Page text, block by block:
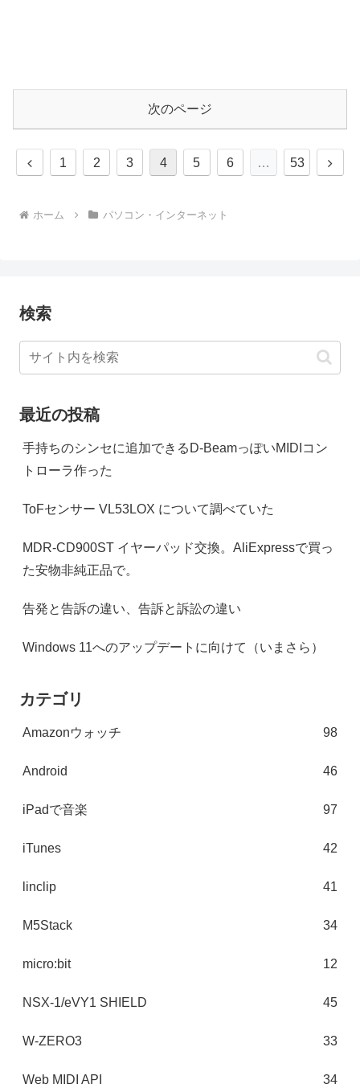
次のページ
前
1 2 3 4 5 6 … 53
次
ホーム パソコン・インターネット
検索
最近の投稿
手持ちのシンセに追加できるD-BeamっぽいMIDIコン
トローラ作った
ToFセンサー VL53LOX について調べていた
MDR-CD900ST イヤーパッド交換。AliExpressで買っ
た安物非純正品で。
告発と告訴の違い、告訴と訴訟の違い
Windows 11へのアップデートに向けて（いまさら）
カテゴリ
Amazonウォッチ 98
Android 46
iPadで音楽 97
iTunes 42
linclip 41
M5Stack 34
micro:bit 12
NSX-1/eVY1 SHIELD 45
W-ZERO3 33
Web MIDI API 34